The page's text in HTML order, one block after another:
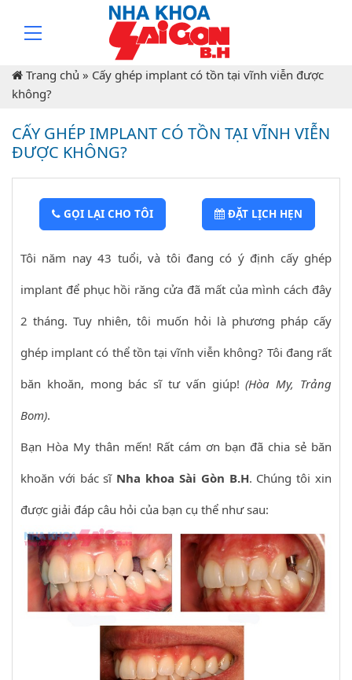
Trang chủ » Cấy ghép implant có tồn tại vĩnh viễn được
không?
CẤY GHÉP IMPLANT CÓ TỒN TẠI VĨNH VIỄN
ĐƯỢC KHÔNG?
GỌI LẠI CHO TÔI ĐẶT LỊCH HẸN
Tôi năm nay 43 tuổi, và tôi đang có ý định cấy ghép
implant để phục hồi răng cửa đã mất của mình cách đây
2 tháng. Tuy nhiên, tôi muốn hỏi là phương pháp cấy
ghép implant có thể tồn tại vĩnh viễn không? Tôi đang rất
băn khoăn, mong bác sĩ tư vấn giúp!(Hòa My, Trảng
Bom).
Bạn Hòa My thân mến! Rất cám ơn bạn đã chia sẻ băn
khoăn với bác sĩ Nha khoa Sài Gòn B.H. Chúng tôi xin
được giải đáp câu hỏi của bạn cụ thể như sau: